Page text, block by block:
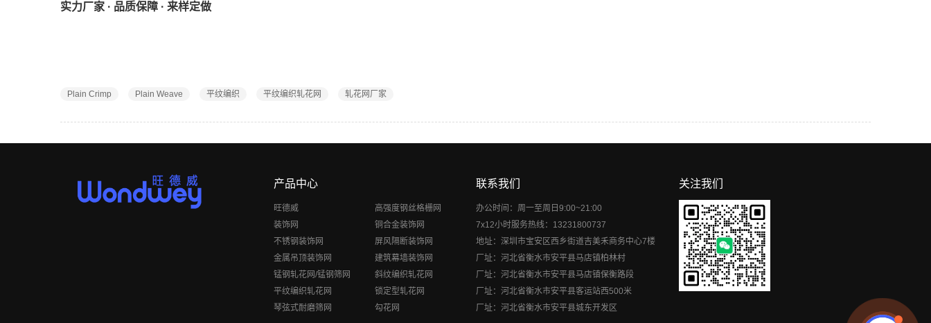
实力厂家 · 品质保障 · 来样定做
Plain Crimp Plain Weave 平纹编织 平纹编织轧花网 轧花网厂家
产品中心
旺德威
高强度钢丝格栅网
装饰网
铜合金装饰网
不锈钢装饰网
屏风隔断装饰网
金属吊顶装饰网
建筑幕墙装饰网
锰钢轧花网/锰钢筛网
斜纹编织轧花网
平纹编织轧花网
锁定型轧花网
琴弦式耐磨筛网
勾花网
联系我们
办公时间：周一至周日9:00~21:00
7x12小时服务热线：13231800737
地址：深圳市宝安区西乡街道吉美禾商务中心7楼
厂址：河北省衡水市安平县马店镇柏林村
厂址：河北省衡水市安平县马店镇保衡路段
厂址：河北省衡水市安平县客运站西500米
厂址：河北省衡水市安平县城东开发区
关注我们